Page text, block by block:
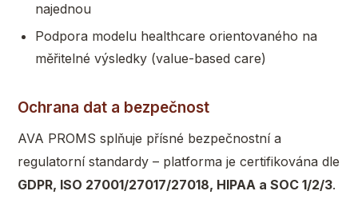
najednou
Podpora modelu healthcare orientovaného na
měřitelné výsledky (value-based care)
Ochrana dat a bezpečnost
AVA PROMS splňuje přísné bezpečnostní a
regulatorní standardy – platforma je certifikována dle
GDPR, ISO 27001/27017/27018, HIPAA a SOC 1/2/3.